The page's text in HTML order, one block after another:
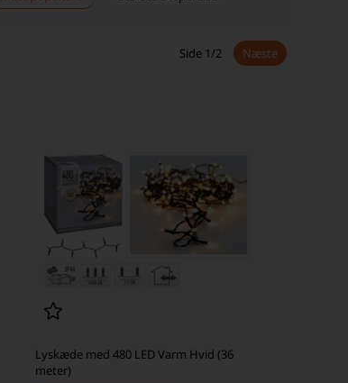
Side 1/2 Næste
Lyskæde med 480 LED Varm Hvid (36
meter)